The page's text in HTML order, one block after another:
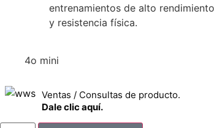
entrenamientos de alto
y resistencia física.
4o mini
Ventas / Consultas de producto.
Dale clic aquí.